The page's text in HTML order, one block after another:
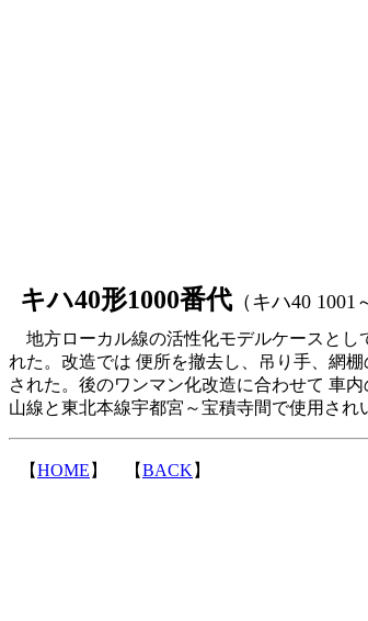
キハ40形1000番代（キハ40 1001
地方ローカル線の活性化モデルケースとし
れた。改造では 便所を撤去し、吊り手、網
された。後のワンマン化改造に合わせて 車
山線と東北本線宇都宮～宝積寺間で使用さ
【HOME 】 【BACK 】